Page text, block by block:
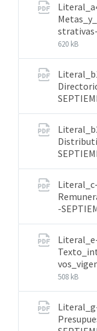
620 kB
Literal_c-
-
508 kB